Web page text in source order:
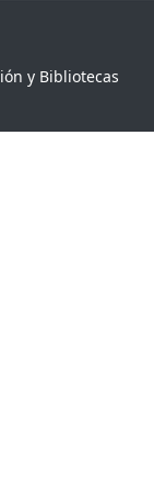
y Bibliotecas